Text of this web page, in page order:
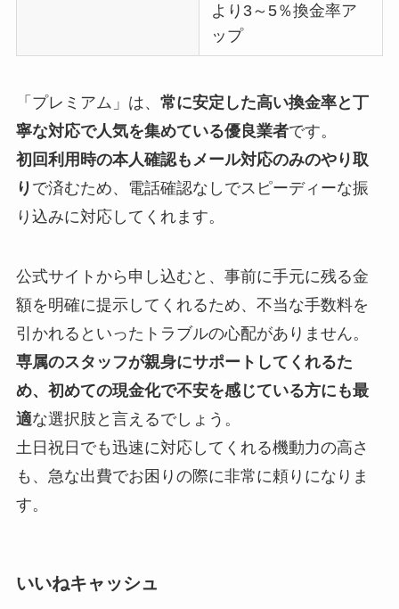
より3～5％換金率ア
ップ
「プレミアム」は、 常に安定した高い換金率と丁
寧な対応で人気を集めている優良業者です。
初回利用時の本人確認もメール対応のみのやり取
り で済むため、電話確認なしでスピーディーな振
り込みに対応してくれます。
公式サイトから申し込むと、事前に手元に残る金
額を明確に提示してくれるため、不当な手数料を
引かれるといったトラブルの心配がありません。
専属のスタッフが親身にサポートしてくれるた
め、初めての現金化で不安を感じている方にも最
適な選択肢と言えるでしょう。
土日祝日でも迅速に対応してくれる機動力の高さ
も、急な出費でお困りの際に非常に頼りになりま
す。
いいねキャッシュ